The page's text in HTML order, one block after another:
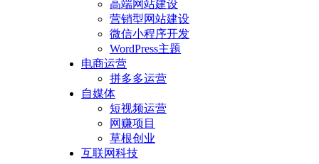
高端网站建设
营销型网站建设
微信小程序开发
WordPress主题
电商运营
拼多多运营
自媒体
短视频运营
网赚项目
草根创业
互联网科技